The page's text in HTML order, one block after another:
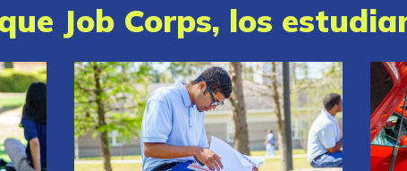
Job Corps, los